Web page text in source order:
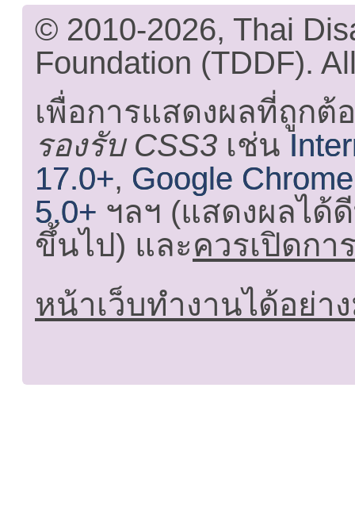
© 2010-2026, Thai
Foundation (TDDF).
เพื่อการแสดงผลที่ถูกต้
รองรับ CSS3 เช่น
17.0+, Google
5.0+ ฯลฯ (แสดงผลได้
ขึ้นไป) และควรเปิดกา
หน้าเว็บทำงานได้อย่า